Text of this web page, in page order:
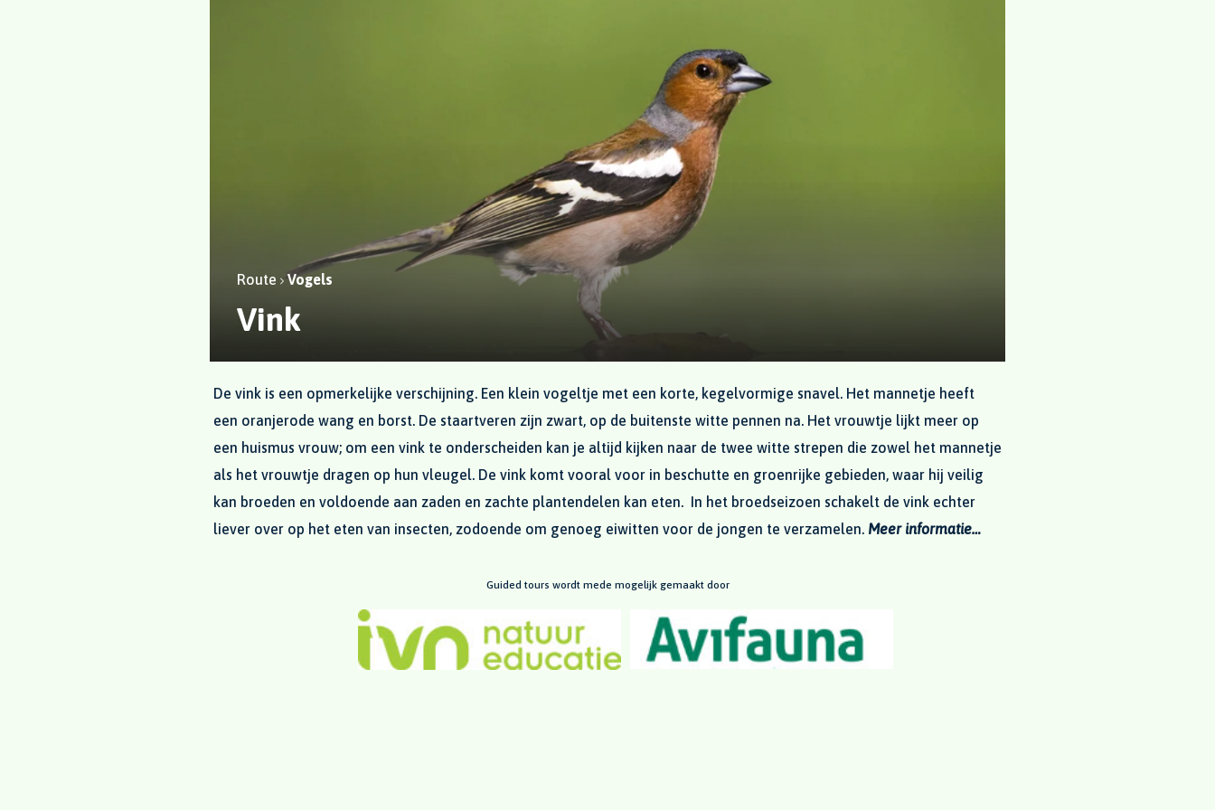
Route Vogels
Vink
De vink is een opmerkelijke verschijning. Een klein vogeltje met een korte, kegelvormige snavel. Het mannetje heeft
een oranjerode wang en borst. De staartveren zijn zwart, op de buitenste witte pennen na. Het vrouwtje lijkt meer op
een huismus vrouw; om een vink te onderscheiden kan je altijd kijken naar de twee witte strepen die zowel het mannetje
als het vrouwtje dragen op hun vleugel. De vink komt vooral voor in beschutte en groenrijke gebieden, waar hij veilig
kan broeden en voldoende aan zaden en zachte plantendelen kan eten. In het broedseizoen schakelt de vink echter
liever over op het eten van insecten, zodoende om genoeg eiwitten voor de jongen te verzamelen. Meer informatie…
Guided tours wordt mede mogelijk gemaakt door